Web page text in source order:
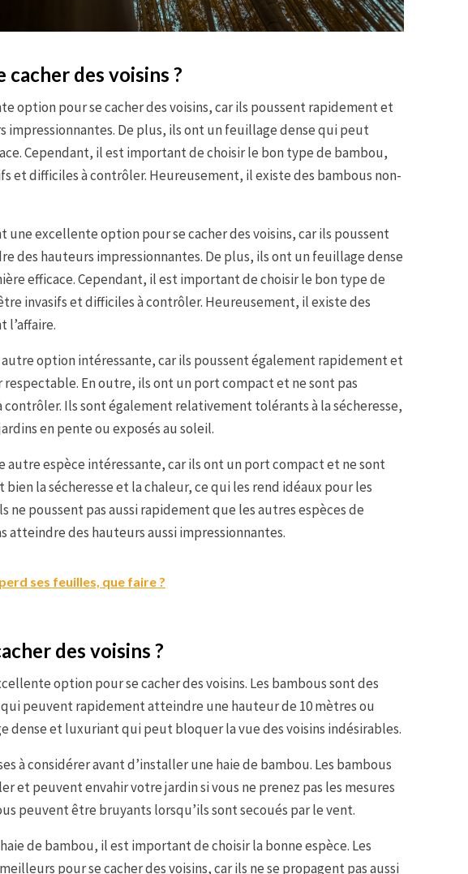
cacher des voisins ?
option pour se cacher des voisins, car ils poussent rapidement et
De plus, ils ont un feuillage dense qui peut
Cependant, il est important de choisir le bon type de bambou,
et difficiles à contrôler. Heureusement, il existe des bambous non-
une excellente option pour se cacher des voisins, car ils poussent
des hauteurs impressionnantes. De plus, ils ont un feuillage dense
efficace. Cependant, il est important de choisir le bon type de
invasifs et difficiles à contrôler. Heureusement, il existe des
l’affaire.
autre option intéressante, car ils poussent également rapidement et
En outre, ils ont un port compact et ne sont pas
contrôler. Ils sont également relativement tolérants à la sécheresse,
en pente ou exposés au soleil.
autre espèce intéressante, car ils ont un port compact et ne sont
la sécheresse et la chaleur, ce qui les rend idéaux pour les
ne poussent pas aussi rapidement que les autres espèces de
atteindre des hauteurs aussi impressionnantes.
ses feuilles, que faire ?
des voisins ?
option pour se cacher des voisins. Les bambous sont des
peuvent rapidement atteindre une hauteur de 10 mètres ou
dense et luxuriant qui peut bloquer la vue des voisins indésirables.
à considérer avant d’installer une haie de bambou. Les bambous
et peuvent envahir votre jardin si vous ne prenez pas les mesures
peuvent être bruyants lorsqu’ils sont secoués par le vent.
de bambou, il est important de choisir la bonne espèce. Les
pour se cacher des voisins, car ils ne se propagent pas aussi